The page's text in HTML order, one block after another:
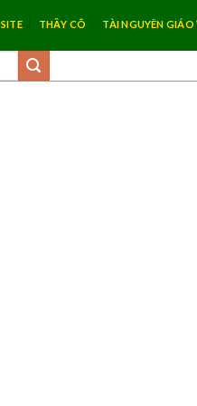
THẦY CÔ TÀI NGUYÊN GIÁO